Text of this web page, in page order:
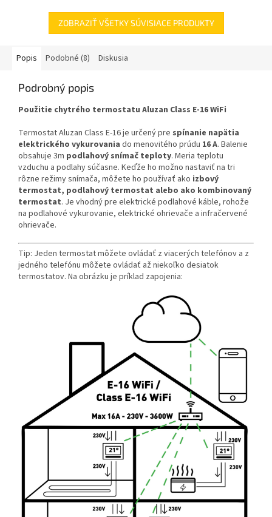
ZOBRAZIŤ VŠETKY SÚVISIACE PRODUKTY
Popis Podobné (8) Diskusia
Podrobný popis
Použitie chytrého termostatu Aluzan Class E-16 WiFi
Termostat Aluzan Class E-16 je určený pre spínanie napätia
elektrického vykurovania do menovitého prúdu 16 A. Balenie
obsahuje 3m podlahový snímač teploty. Meria teplotu
vzduchu a podlahy súčasne. Keďže ho možno nastaviť na tri
rôzne režimy snímača, môžete ho používať ako izbový
termostat, podlahový termostat alebo ako kombinovaný
termostat. Je vhodný pre elektrické podlahové káble, rohože
na podlahové vykurovanie, elektrické ohrievače a infračervené
ohrievače.
Tip: Jeden termostat môžete ovládať z viacerých telefónov a z
jedného telefónu môžete ovládať až niekoľko desiatok
termostatov. Na obrázku je príklad zapojenia: